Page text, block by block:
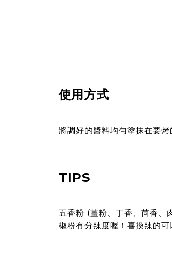
使用方式
將調好的醬料均勻塗抹在要
TIPS
五香粉 (薑粉、丁香、茴香、
椒粉有分辣度喔！喜換辣的可